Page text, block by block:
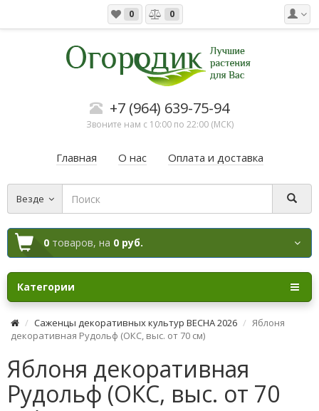
0 0
+7 (964) 639-75-94
Звоните нам с 10:00 по 22:00 (МСК)
Главная О нас Оплата и доставка
Везде
0 товаров, на 0 руб.
Категории
Саженцы декоративных культур ВЕСНА 2026
Яблоня
декоративная Рудольф (ОКС, выс. от 70 см)
Яблоня декоративная
Рудольф (ОКС, выс. от 70